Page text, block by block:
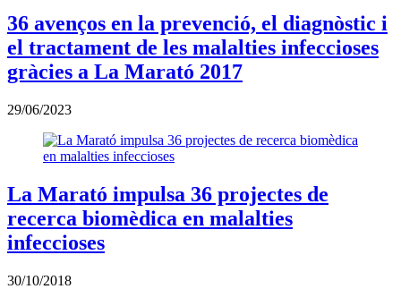
36 avenços en la prevenció, el diagnòstic i
el tractament de les malalties infeccioses
gràcies a La Marató 2017
29/06/2023
La Marató impulsa 36 projectes de
recerca biomèdica en malalties
infeccioses
30/10/2018